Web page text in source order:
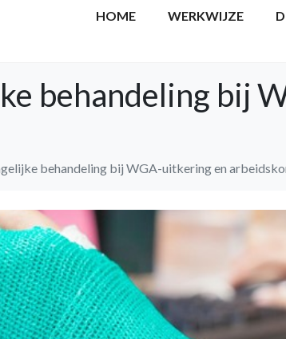
HOME WERKWIJZE
behandeling bij
behandeling bij WGA-uitkering en